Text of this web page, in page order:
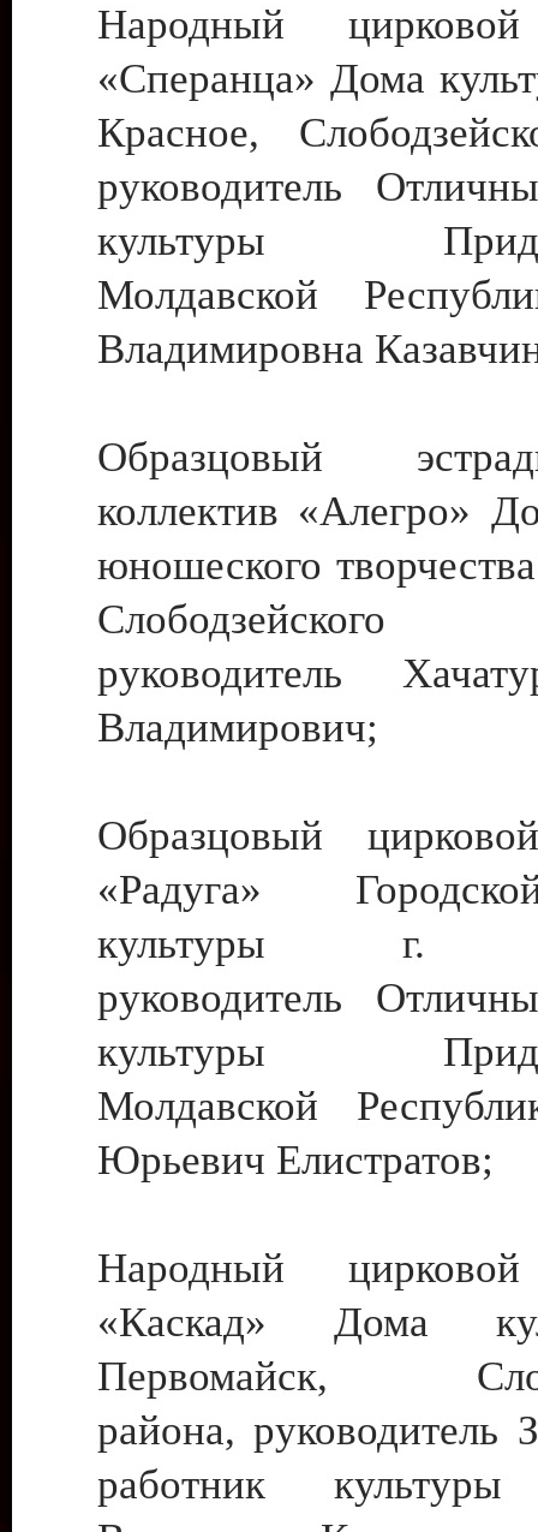
Народный цирковой
«Сперанца» Дома
Красное,
руководитель
культуры
Молдавской
Владимировна
Образцовый
коллектив «Алегро»
юношеского
руководитель
Владимирович;
Образцовый
«Радуга»
культуры г.
руководитель
культуры
Молдавской
Юрьевич Елистратов;
Народный цирковой
«Каскад» Дома
Первомайск,
района, руководитель
работник культуры